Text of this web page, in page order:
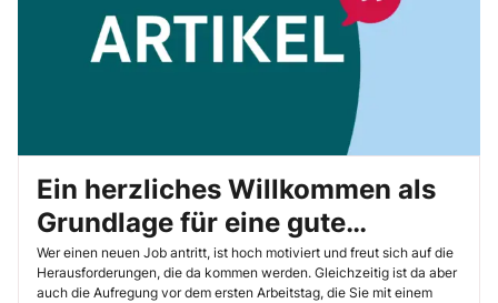
Ein herzliches Willkommen als
Grundlage für eine gute
Zusammenarbeit
Wer einen neuen Job antritt, ist hoch motiviert und freut sich auf die
Herausforderungen, die da kommen werden. Gleichzeitig ist da aber
auch die Aufregung vor dem ersten Arbeitstag, die Sie mit einem